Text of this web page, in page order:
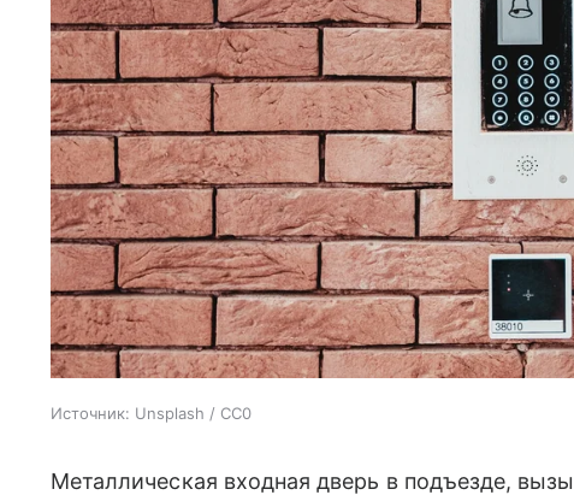
Источник: Unsplash / CC0
Металлическая входная дверь в подъезде,